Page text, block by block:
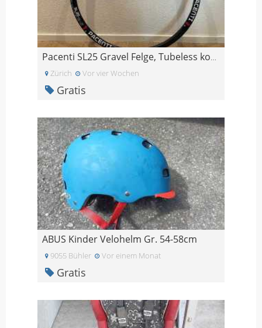
Pacenti SL25 Gravel Felge, Tubeless kompatibel, 28
Zürich Vor vier Wochen
Gratis
ABUS Kinder Velohelm Gr. 54-58cm
9055 Bühler Vor einem Monat
Gratis